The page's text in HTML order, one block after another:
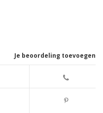
Je beoordeling toevoegen